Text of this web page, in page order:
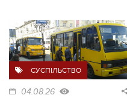
СУСПІЛЬСТВО
04.08.26